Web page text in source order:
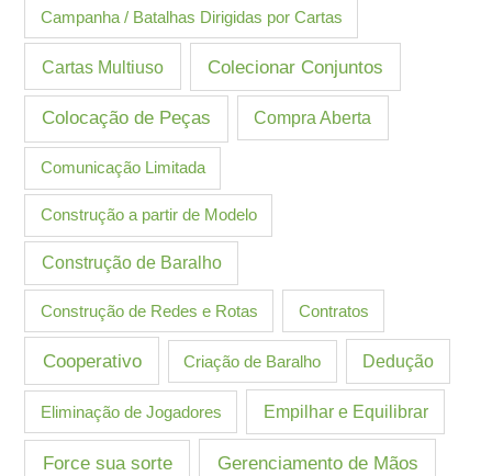
Campanha / Batalhas Dirigidas por Cartas
Cartas Multiuso Colecionar Conjuntos
Colocação de Peças Compra Aberta
Comunicação Limitada
Construção a partir de Modelo
Construção de Baralho
Construção de Redes e Rotas Contratos
Cooperativo Criação de Baralho Dedução
Eliminação de Jogadores Empilhar e Equilibrar
Force sua sorte Gerenciamento de Mãos